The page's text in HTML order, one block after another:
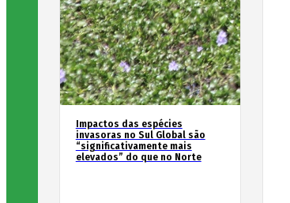
Impactos das espécies
invasoras no Sul Global são
“significativamente mais
elevados” do que no Norte